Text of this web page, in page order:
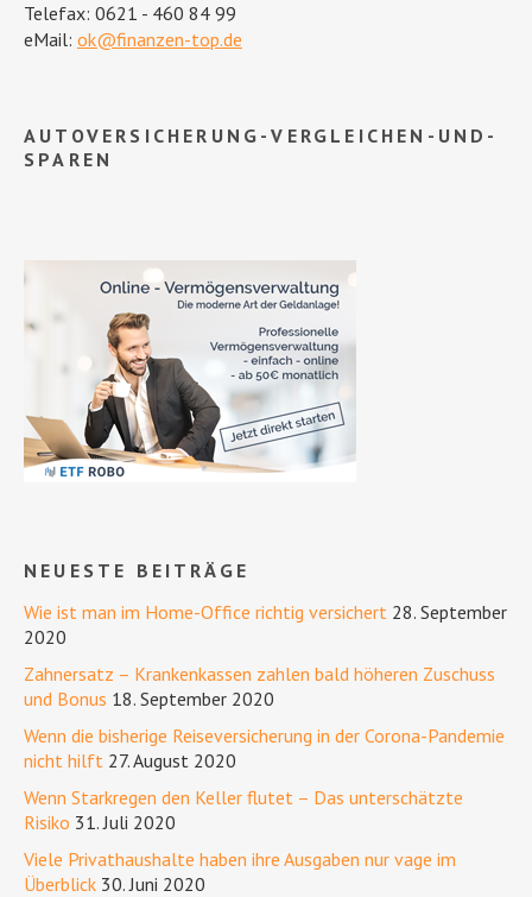
Telefax: 0621 - 460 84 99
eMail: ok@finanzen-top.de
AUTOVERSICHERUNG-VERGLEICHEN-UND-
SPAREN
NEUESTE BEITRÄGE
Wie ist man im Home-Office richtig versichert 28. September
2020
Zahnersatz – Krankenkassen zahlen bald höheren Zuschuss
und Bonus 18. September 2020
Wenn die bisherige Reiseversicherung in der Corona-Pandemie
nicht hilft 27. August 2020
Wenn Starkregen den Keller flutet – Das unterschätzte
Risiko 31. Juli 2020
Viele Privathaushalte haben ihre Ausgaben nur vage im
Überblick 30. Juni 2020